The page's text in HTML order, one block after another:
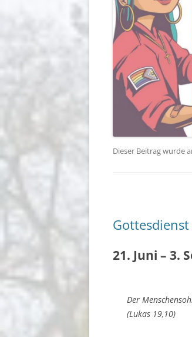
Dieser Beitrag wurde
21. Juni – 3.
Der
(Lukas 19,10)